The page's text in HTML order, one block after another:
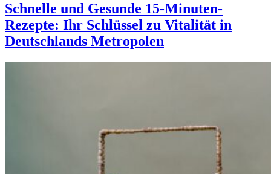
Schnelle und Gesunde 15-Minuten-
Rezepte: Ihr Schlüssel zu Vitalität in
Deutschlands Metropolen